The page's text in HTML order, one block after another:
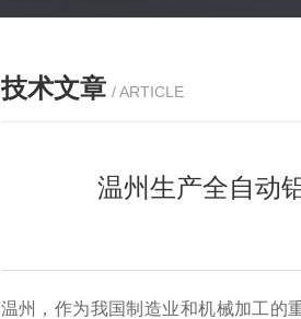
技术文章 / ARTICLE
温州生产全自动
温州，作为我国制造业和机械加工的